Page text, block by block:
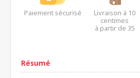
Paiement sécurisé
Livraison à 10
centimes
à partir de 35
Résumé